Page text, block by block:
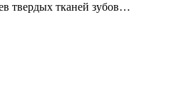
твердых тканей зубов…